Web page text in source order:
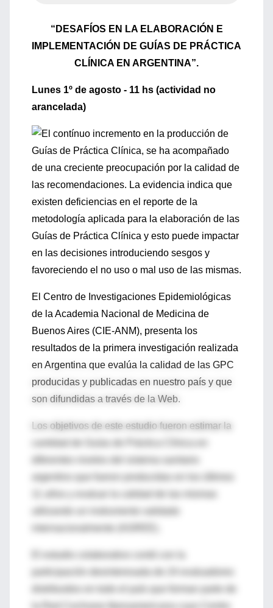
“DESAFÍOS EN LA ELABORACIÓN E
IMPLEMENTACIÓN DE GUÍAS DE PRÁCTICA
CLÍNICA EN ARGENTINA”.
Lunes 1º de agosto - 11 hs (actividad no
arancelada)
El contínuo incremento en la producción de
Guías de Práctica Clínica, se ha acompañado
de una creciente preocupación por la calidad de
las recomendaciones. La evidencia indica que
existen deficiencias en el reporte de la
metodología aplicada para la elaboración de las
Guías de Práctica Clínica y esto puede impactar
en las decisiones introduciendo sesgos y
favoreciendo el no uso o mal uso de las mismas.
El Centro de Investigaciones Epidemiológicas
de la Academia Nacional de Medicina de
Buenos Aires (CIE-ANM), presenta los
resultados de la primera investigación realizada
en Argentina que evalúa la calidad de las GPC
producidas y publicadas en nuestro país y que
son difundidas a través de la Web.
Los objetivos de este estudio fueron estimar la
argentino que fueron producidas en los últimos